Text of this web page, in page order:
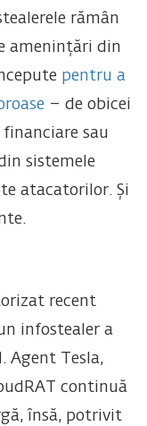
rămân
amenințări din
pentru a
– de obicei
sau
sistemele
atacatorilor. Și
recent
infostealer a
Agent Tesla,
continuă
însă, potrivit